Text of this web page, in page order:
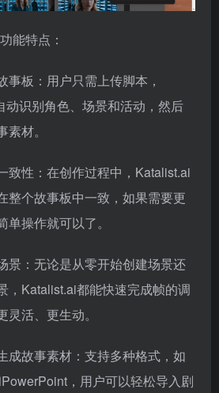
能特点：
事板：用户只需上传脚本，
动识别角色、场景和活动，然后
材。
致性：在创作过程中，Katalist.ai
整个故事板中一致，如果需要更
操作就可以了。
景：无论是从零开始创建场景还
，Katalist.ai都能快速完成帧的调
活、更生动。
成故事素材：支持多种格式，如
，用户可以轻松导入剧